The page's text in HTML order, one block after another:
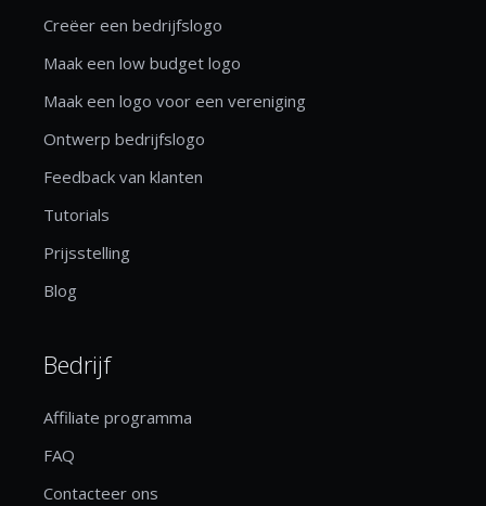
Creëer een bedrijfslogo
Maak een low budget logo
Maak een logo voor een vereniging
Ontwerp bedrijfslogo
Feedback van klanten
Tutorials
Prijsstelling
Blog
Bedrijf
Affiliate programma
FAQ
Contacteer ons